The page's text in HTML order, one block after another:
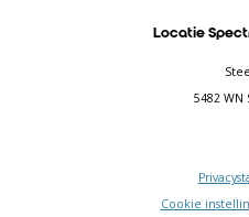
Locatie
5482
Cookie